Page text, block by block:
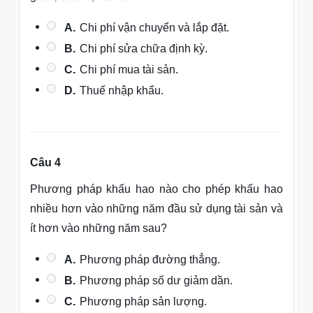
A. Chi phí vận chuyển và lắp đặt.
B. Chi phí sửa chữa định kỳ.
C. Chi phí mua tài sản.
D. Thuế nhập khẩu.
Câu 4
Phương pháp khấu hao nào cho phép khấu hao
nhiều hơn vào những năm đầu sử dụng tài sản và
ít hơn vào những năm sau?
A. Phương pháp đường thẳng.
B. Phương pháp số dư giảm dần.
C. Phương pháp sản lượng.